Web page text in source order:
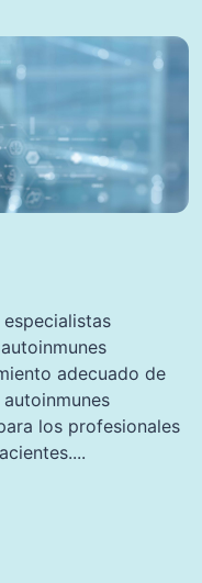
adecuado de
los profesionales